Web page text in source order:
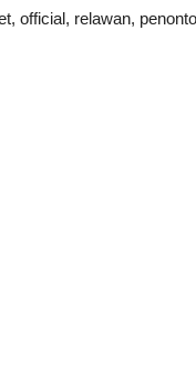
official, relawan,